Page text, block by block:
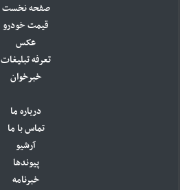
صفحه نخست
قیمت خودرو
عکس
تعرفه تبلیغات
خبرخوان
درباره ما
تماس با ما
آرشیو
پیوندها
خبرنامه